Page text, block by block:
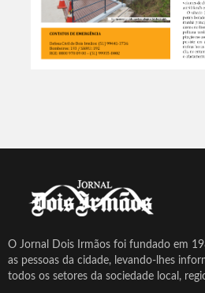
O Jornal Dois Irmãos foi fundado em
as pessoas da cidade, levando-lhes
todos os setores da sociedade local,